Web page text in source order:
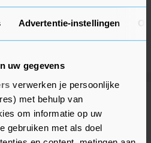
Advertentie-instellingen
uw gegevens
verwerken je persoonlijke
met behulp van
om informatie op uw
gebruiken met als doel